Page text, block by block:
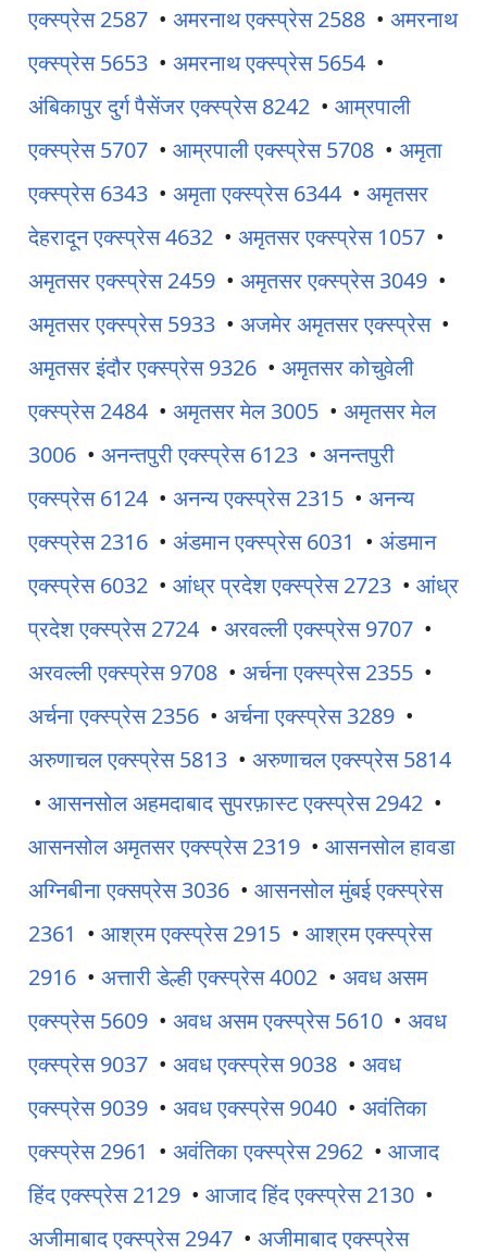
एक्स्प्रेस 2587 • अमरनाथ एक्स्प्रेस 2588 • अमरनाथ
एक्स्प्रेस 5653 • अमरनाथ एक्स्प्रेस 5654 •
अंबिकापुर दुर्ग पैसेंजर एक्स्प्रेस 8242 • आम्रपाली
एक्स्प्रेस 5707 • आम्रपाली एक्स्प्रेस 5708 • अमृता
एक्स्प्रेस 6343 • अमृता एक्स्प्रेस 6344 • अमृतसर
देहरादून एक्स्प्रेस 4632 • अमृतसर एक्स्प्रेस 1057 •
अमृतसर एक्स्प्रेस 2459 • अमृतसर एक्स्प्रेस 3049 •
अमृतसर एक्स्प्रेस 5933 • अजमेर अमृतसर एक्स्प्रेस•
अमृतसर इंदौर एक्स्प्रेस 9326 • अमृतसर कोचुवेली
एक्स्प्रेस 2484 • अमृतसर मेल 3005 • अमृतसर मेल
3006 • अनन्तपुरी एक्स्प्रेस 6123 • अनन्तपुरी
एक्स्प्रेस 6124 • अनन्य एक्स्प्रेस 2315 • अनन्य
एक्स्प्रेस 2316 • अंडमान एक्स्प्रेस 6031 • अंडमान
एक्स्प्रेस 6032 • आंध्र प्रदेश एक्स्प्रेस 2723 • आंध्र
प्रदेश एक्स्प्रेस 2724 • अरवल्ली एक्स्प्रेस 9707 •
अरवल्ली एक्स्प्रेस 9708 • अर्चना एक्स्प्रेस 2355 •
अर्चना एक्स्प्रेस 2356 • अर्चना एक्स्प्रेस 3289 •
अरुणाचल एक्स्प्रेस 5813 • अरुणाचल एक्स्प्रेस 5814
• आसनसोल अहमदाबाद सुपरफ़ास्ट एक्स्प्रेस 2942 •
आसनसोल अमृतसर एक्स्प्रेस 2319 • आसनसोल हावडा
अग्निबीना एक्सप्रेस 3036 • आसनसोल मुंबई एक्स्प्रेस
2361 • आश्रम एक्स्प्रेस 2915 • आश्रम एक्स्प्रेस
2916 • अत्तारी डेल्ही एक्स्प्रेस 4002 • अवध असम
एक्स्प्रेस 5609 • अवध असम एक्स्प्रेस 5610 • अवध
एक्स्प्रेस 9037 • अवध एक्स्प्रेस 9038 • अवध
एक्स्प्रेस 9039 • अवध एक्स्प्रेस 9040 • अवंतिका
एक्स्प्रेस 2961 • अवंतिका एक्स्प्रेस 2962 • आजाद
हिंद एक्स्प्रेस 2129 • आजाद हिंद एक्स्प्रेस 2130 •
अजीमाबाद एक्स्प्रेस 2947 • अजीमाबाद एक्स्प्रेस